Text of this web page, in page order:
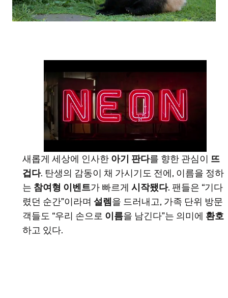
새롭게 세상에 인사한 아기 판다를 향한 관심이 뜨
겁다. 탄생의 감동이 채 가시기도 전에, 이름을 정하
는 참여형 이벤트가 빠르게 시작됐다. 팬들은 “기다
렸던 순간”이라며 설렘 을 드러내고, 가족 단위 방문
객들도 “우리 손으로 이름을 남긴다”는 의미에 환호
하고 있다.